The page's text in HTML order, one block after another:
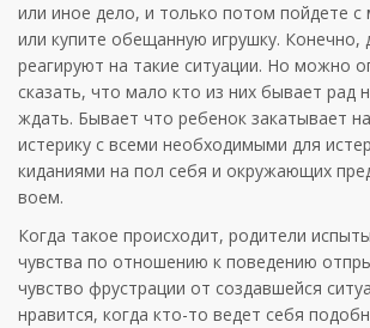
или иное дело, и только потом пойдете
или купите обещанную игрушку. Конечно,
реагируют на такие ситуации. Но можно
сказать, что мало кто из них бывает рад
ждать. Бывает что ребенок закатывает
истерику с всеми необходимыми для
киданиями на пол себя и окружающих
воем.
Когда такое происходит, родители
чувства по отношению к поведению
чувство фрустрации от создавшейся
нравится, когда кто-то ведет себя